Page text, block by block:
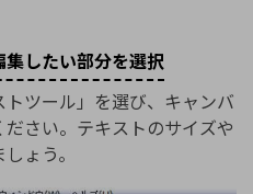
したい部分を選択
ツール」を選び、キャンバ
さい。テキストのサイズや
ょう。